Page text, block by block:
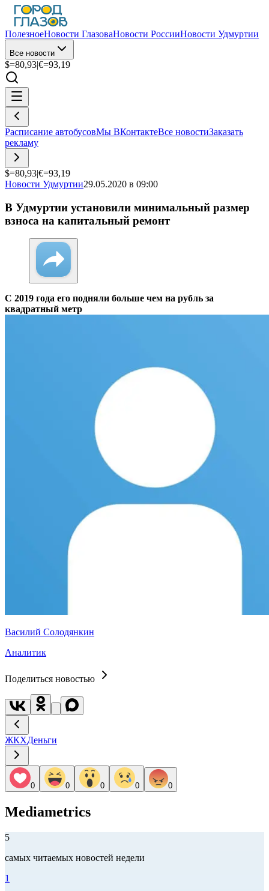
ПолезноеНовости ГлазоваНовости РоссииНовости Удмуртии
Все новости
$=80,93|€=93,19
Расписание автобусовМы ВКонтактеВсе новостиЗаказать
рекламу
$=80,93|€=93,19
Новости Удмуртии29.05.2020 в 09:00
В Удмуртии установили минимальный размер
взноса на капитальный ремонт
С 2019 года его подняли больше чем на рубль за
квадратный метр
Василий Солодянкин
Аналитик
Поделиться новостью
ЖКХДеньги
0 0 0 0 0
Mediametrics
5
самых читаемых новостей недели
1